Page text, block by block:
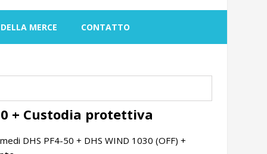
MERCE CONTATTO
+ Custodia protettiva
DHS PF4-50 + DHS WIND 1030 (OFF) +